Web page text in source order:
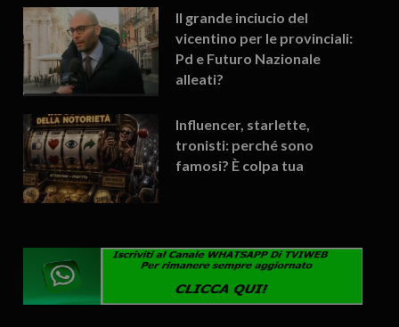
Il grande inciucio del
vicentino per le provinciali:
Pd e Futuro Nazionale
alleati?
Influencer, starlette,
tronisti: perché sono
famosi? È colpa tua